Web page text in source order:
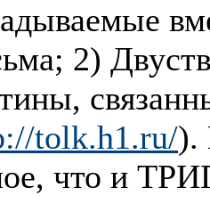
2)
tolk.h1.ru/).
что и